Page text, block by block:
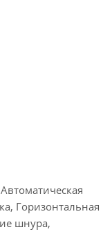
Горизонтальная
шнура,